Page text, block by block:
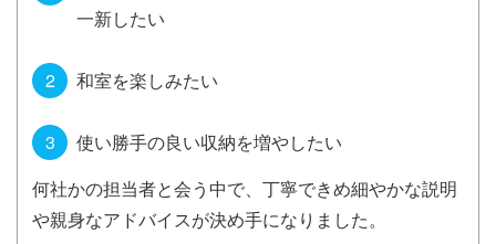
一新したい
和室を楽しみたい
使い勝手の良い収納を増やしたい
何社かの担当者と会う中で、丁寧できめ細やかな説明
や親身なアドバイスが決め手になりました。